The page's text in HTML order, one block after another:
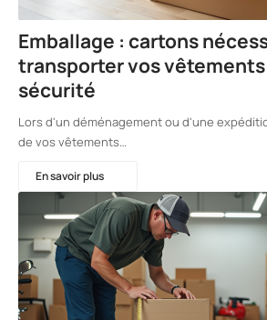
Emballage : cartons
transporter vos
sécurité
Lors d'un déménagement ou d'une
de vos vêtements…
En savoir plus